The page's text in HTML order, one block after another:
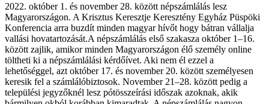
2022. október 1. és november 28. között népszámlálás lesz
Magyarországon. A Krisztus Keresztje Keresztény Egyház Püspöki
Konferencia arra buzdít minden magyar hívőt hogy bátran vállalja
vallási hovatartozását.A népszámlálás első szakasza október 1–16.
között zajlik, amikor minden Magyarországon élő személy online
töltheti ki a népszámlálási kérdőívet. Aki nem él ezzel a
lehetőséggel, azt október 17. és november 20. között személyesen
keresik fel a számlálóbiztosok. November 21–28. között pedig a
települési jegyzőknél lesz pótösszeírási időszak azoknak, akik